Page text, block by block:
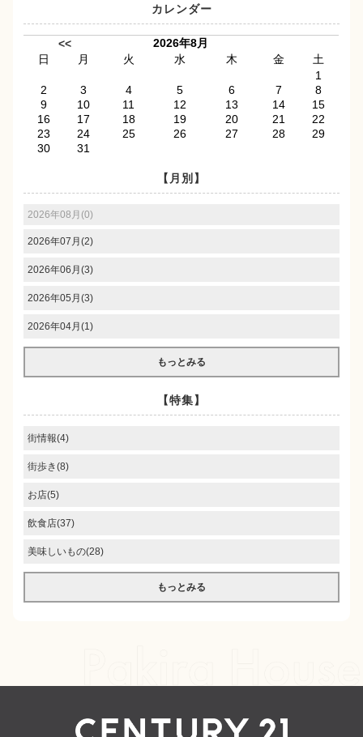
カレンダー
<<
2026年8月
日
月 火 水 木 金
土
1
2
3 4 5 6 7
8
9
10 11 12 13 14
15
16
17 18 19 20 21
22
23
24 25 26 27 28
29
30
31
【月別】
2026年08月(0)
2026年07月(2)
2026年06月(3)
2026年05月(3)
2026年04月(1)
もっとみる
【特集】
街情報(4)
街歩き(8)
お店(5)
飲食店(37)
美味しいもの(28)
もっとみる